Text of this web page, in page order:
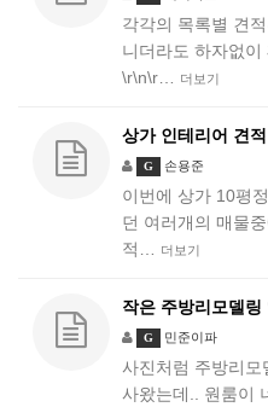
각각의 목록별 견
니더라도 하자없이
\r\n\r…
더보기
상가 인테리어 견적
G 손용준
이번에 상가 10평
던 여러개의 매물
적…
더보기
작은 주방리모델링
G 민준이파
사진처럼 주방리모
사왔는데.. 원룸이